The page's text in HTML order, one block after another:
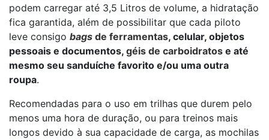
podem carregar até 3,5 Litros de volume, a hidratação
fica garantida, além de possibilitar que cada piloto
leve consigo bags de ferramentas, celular, objetos
pessoais e documentos, géis de carboidratos e até
mesmo seu sanduíche favorito e/ou uma outra
roupa.
Recomendadas para o uso em trilhas que durem pelo
menos uma hora de duração, ou para treinos mais
longos devido à sua capacidade de carga, as mochilas